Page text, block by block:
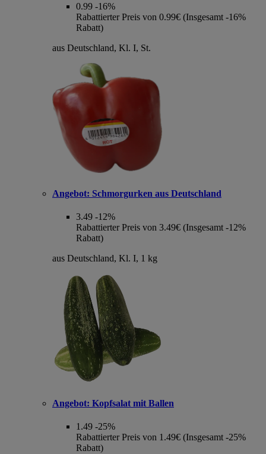
0.99 -16%
Rabattierter Preis von 0.99€ (Insgesamt -16%
Rabatt)
aus Deutschland, Kl. I, St.
Angebot: Schmorgurken aus Deutschland
3.49 -12%
Rabattierter Preis von 3.49€ (Insgesamt -12%
Rabatt)
aus Deutschland, Kl. I, 1 kg
Angebot: Kopfsalat mit Ballen
1.49 -25%
Rabattierter Preis von 1.49€ (Insgesamt -25%
Rabatt)